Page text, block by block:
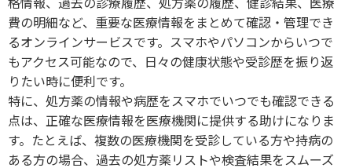
費の明細など、重要な医療情報をまとめて確認・管理でき
るオンラインサービスです。スマホやパソコンからいつで
もアクセス可能なので、日々の健康状態や受診歴を振り返
りたい時に便利です。
特に、処方薬の情報や病歴をスマホでいつでも確認できる
点は、正確な医療情報を医療機関に提供する助けになりま
す。たとえば、複数の医療機関を受診している方や持病の
ある方の場合、過去の処方薬リストや検査結果をスムーズ